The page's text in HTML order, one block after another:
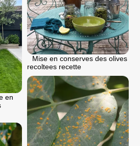
Mise en conserves des olives
recoltees recette
en